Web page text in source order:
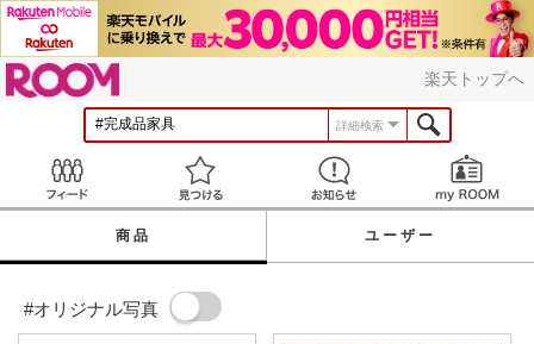
楽天トップへ
詳細検索
見つける お知らせ
商品 ユーザー
#オリジナル写真